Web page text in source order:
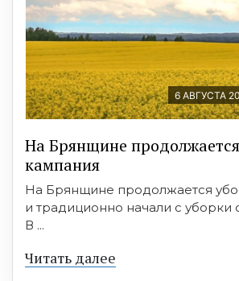
6 АВГУСТА
На Брянщине
кампания
На Брянщине продолжается
и традиционно начали с уборки
В ...
Читать далее